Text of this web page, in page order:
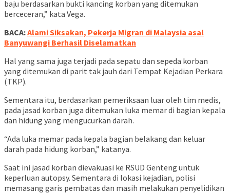
baju berdasarkan bukti kancing korban yang ditemukan
berceceran,” kata Vega.
BACA:Alami Siksakan, Pekerja Migran di Malaysia asal
Banyuwangi Berhasil Diselamatkan
Hal yang sama juga terjadi pada sepatu dan sepeda korban
yang ditemukan di parit tak jauh dari Tempat Kejadian Perkara
(TKP).
Sementara itu, berdasarkan pemeriksaan luar oleh tim medis,
pada jasad korban juga ditemukan luka memar di bagian kepala
dan hidung yang mengucurkan darah.
“Ada luka memar pada kepala bagian belakang dan keluar
darah pada hidung korban,” katanya.
Saat ini jasad korban dievakuasi ke RSUD Genteng untuk
keperluan autopsy. Sementara di lokasi kejadian, polisi
memasang garis pembatas dan masih melakukan penyelidikan